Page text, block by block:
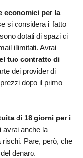
economici per la
si considera il fatto
dotati di spazi di
illimitati. Avrai
tuo contratto di
dei provider di
dopo il primo
di 18 giorni per i
avrai anche la
rischi. Pare, però, che
denaro.